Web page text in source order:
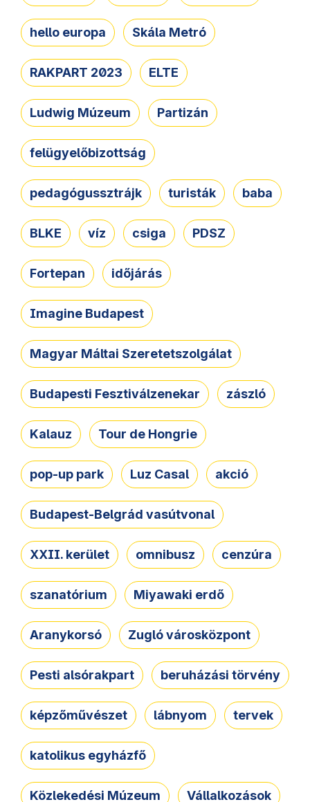
hello europa Skála Metró
RAKPART 2023 ELTE
Ludwig Múzeum Partizán
felügyelőbizottság
pedagógussztrájk turisták baba
BLKE víz csiga PDSZ
Fortepan időjárás
Imagine Budapest
Magyar Máltai Szeretetszolgálat
Budapesti Fesztiválzenekar zászló
Kalauz Tour de Hongrie
pop-up park Luz Casal akció
Budapest-Belgrád vasútvonal
XXII. kerület omnibusz cenzúra
szanatórium Miyawaki erdő
Aranykorsó Zugló városközpont
Pesti alsórakpart beruházási törvény
képzőművészet lábnyom tervek
katolikus egyházfő
Közlekedési Múzeum Vállalkozások